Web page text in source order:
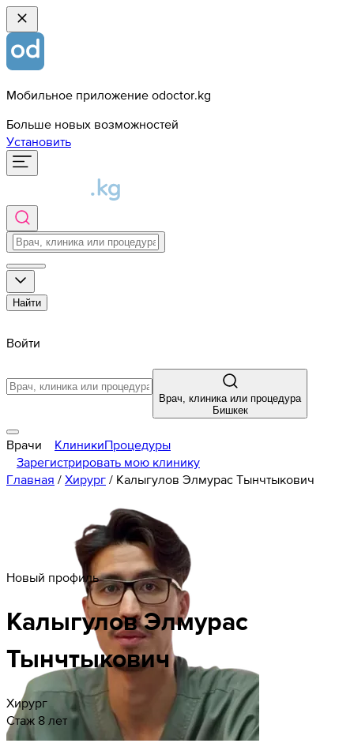
Мобильное приложение odoctor.kg
Больше новых возможностей
Установить
Найти
Войти
Врач, клиника или процедура
Бишкек
Врачи КлиникиПроцедуры
Зарегистрировать мою клинику
Главная / Хирург / Калыгулов Элмурас Тынчтыкович
Новый профиль
КалыгуловЭлмурас
Тынчтыкович
Хирург
Стаж 8 лет